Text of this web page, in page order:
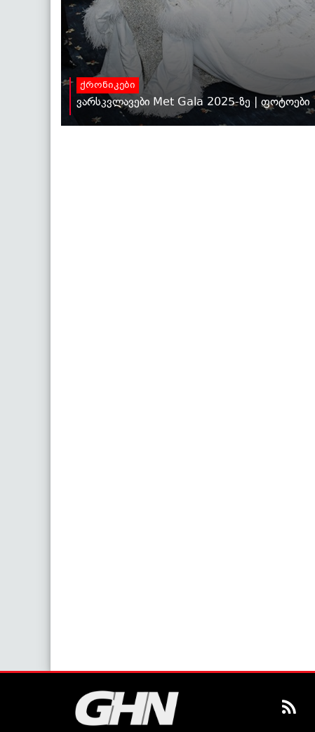
ქრონიკები
ვარსკვლავები Met Gala 2025-ზე | ფოტოები